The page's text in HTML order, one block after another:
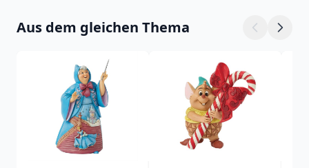
Aus dem gleichen Thema